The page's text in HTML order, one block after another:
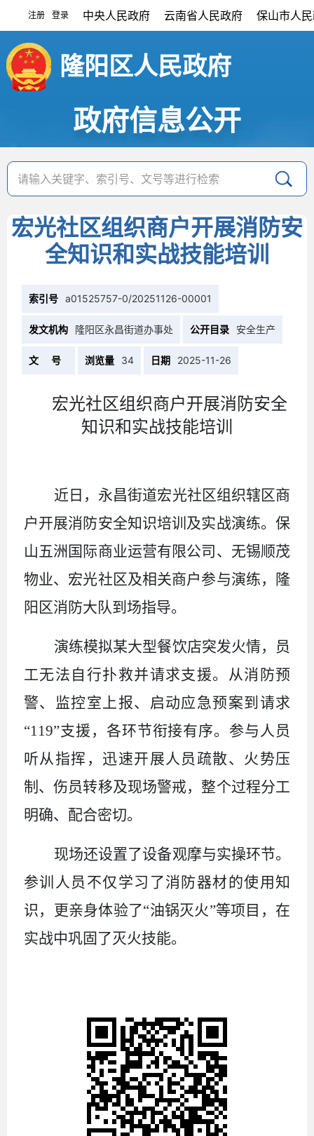
注册 登录 中央人民政府 云南省人民政府 保山市人
隆阳区人民政府
政府信息公开
宏光社区组织商户开展消防安
全知识和实战技能培训
索引号 a01525757-0/20251126-00001
发文机构 隆阳区永昌街道办事处 公开目录 安全生产
文 号 浏览量 34 日期 2025-11-26
宏光社区组织商户开展消防安全
知识和实战技能培训
近日，永昌街道宏光社区组织辖区商
户开展消防安全知识培训及实战演练。保
山五洲国际商业运营有限公司、无锡顺茂
物业、宏光社区及相关商户参与演练，隆
阳区消防大队到场指导。
演练模拟某大型餐饮店突发火情，员
工无法自行扑救并请求支援。从消防预
警、监控室上报、启动应急预案到请求
“119”支援，各环节衔接有序。参与人员
听从指挥，迅速开展人员疏散、火势压
制、伤员转移及现场警戒，整个过程分工
明确、配合密切。
现场还设置了设备观摩与实操环节。
参训人员不仅学习了消防器材的使用知
识，更亲身体验了“油锅灭火”等项目，在
实战中巩固了灭火技能。